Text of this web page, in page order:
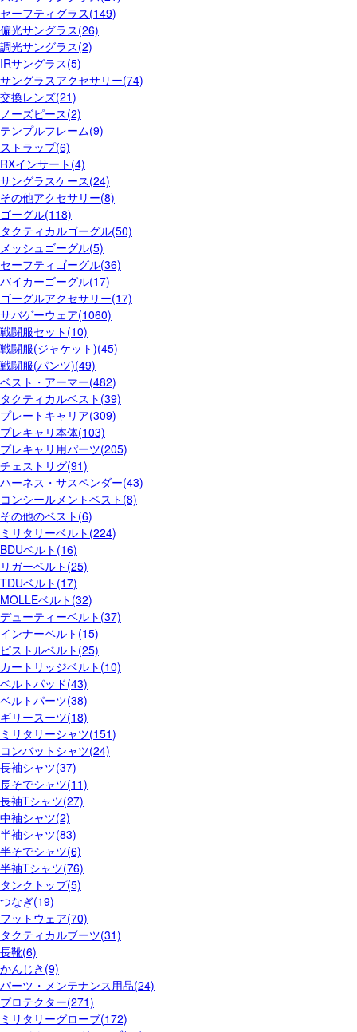
セーフティグラス(149)
偏光サングラス(26)
調光サングラス(2)
IRサングラス(5)
サングラスアクセサリー(74)
交換レンズ(21)
ノーズピース(2)
テンプルフレーム(9)
ストラップ(6)
RXインサート(4)
サングラスケース(24)
その他アクセサリー(8)
ゴーグル(118)
タクティカルゴーグル(50)
メッシュゴーグル(5)
セーフティゴーグル(36)
バイカーゴーグル(17)
ゴーグルアクセサリー(17)
サバゲーウェア(1060)
戦闘服セット(10)
戦闘服(ジャケット)(45)
戦闘服(パンツ)(49)
ベスト・アーマー(482)
タクティカルベスト(39)
プレートキャリア(309)
プレキャリ本体(103)
プレキャリ用パーツ(205)
チェストリグ(91)
ハーネス・サスペンダー(43)
コンシールメントベスト(8)
その他のベスト(6)
ミリタリーベルト(224)
BDUベルト(16)
リガーベルト(25)
TDUベルト(17)
MOLLEベルト(32)
デューティーベルト(37)
インナーベルト(15)
ピストルベルト(25)
カートリッジベルト(10)
ベルトパッド(43)
ベルトパーツ(38)
ギリースーツ(18)
ミリタリーシャツ(151)
コンバットシャツ(24)
長袖シャツ(37)
長そでシャツ(11)
長袖Tシャツ(27)
中袖シャツ(2)
半袖シャツ(83)
半そでシャツ(6)
半袖Tシャツ(76)
タンクトップ(5)
つなぎ(19)
フットウェア(70)
タクティカルブーツ(31)
長靴(6)
かんじき(9)
パーツ・メンテナンス用品(24)
プロテクター(271)
ミリタリーグローブ(172)